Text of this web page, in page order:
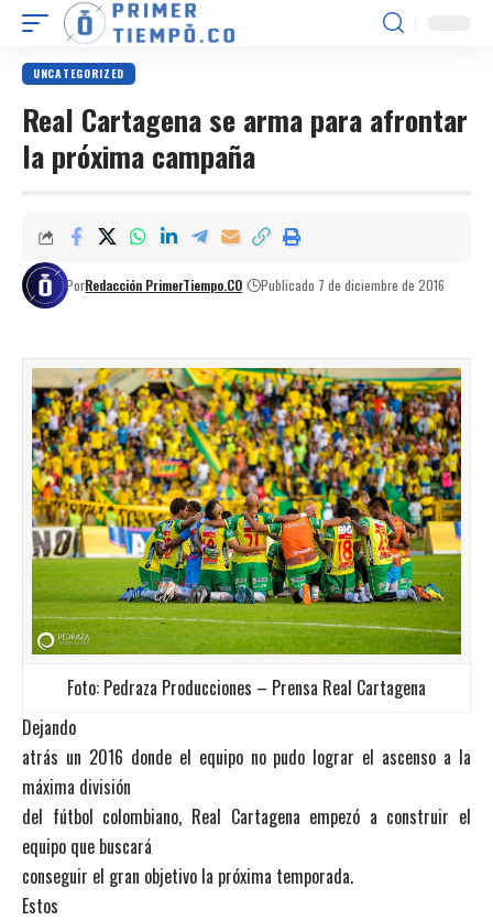
UNCATEGORIZED
Real Cartagena se arma para afrontar
la próxima campaña
PorRedacción PrimerTiempo.CO Publicado 7 de diciembre de 2016
Foto: Pedraza Producciones – Prensa Real Cartagena
Dejando
atrás un 2016 donde el equipo no pudo lograr el ascenso a la
máxima división
del fútbol colombiano, Real Cartagena empezó a construir el
equipo que buscará
conseguir el gran objetivo la próxima temporada.
Estos